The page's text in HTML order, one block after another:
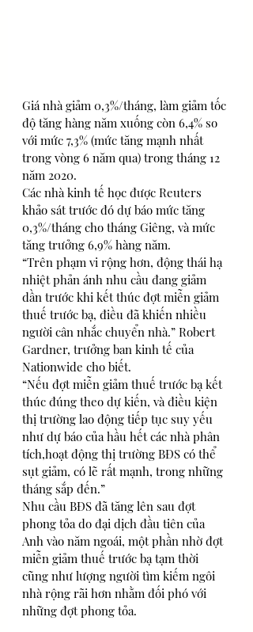
Giá nhà giảm 0,3%/tháng, làm giảm tốc
độ tăng hàng năm xuống còn 6,4% so
với mức 7,3% (mức tăng mạnh nhất
trong vòng 6 năm qua) trong tháng 12
năm 2020.
Các nhà kinh tế học được Reuters
khảo sát trước đó dự báo mức tăng
0,3%/tháng cho tháng Giêng, và mức
tăng trưởng 6,9% hàng năm.
“Trên phạm vi rộng hơn, động thái hạ
nhiệt phản ánh nhu cầu đang giảm
dần trước khi kết thúc đợt miễn giảm
thuế trước bạ, điều đã khiến nhiều
người cân nhắc chuyển nhà.” Robert
Gardner, trưởng ban kinh tế của
Nationwide cho biết.
“Nếu đợt miễn giảm thuế trước bạ kết
thúc đúng theo dự kiến, và điều kiện
thị trường lao động tiếp tục suy yếu
như dự báo của hầu hết các nhà phân
tích,hoạt động thị trường BĐS có thể
sụt giảm, có lẽ rất mạnh, trong những
tháng sắp đến.”
Nhu cầu BĐS đã tăng lên sau đợt
phong tỏa do đại dịch đầu tiên của
Anh vào năm ngoái, một phần nhờ đợt
miễn giảm thuế trước bạ tạm thời
cũng như lượng người tìm kiếm ngôi
nhà rộng rãi hơn nhằm đối phó với
những đợt phong tỏa.